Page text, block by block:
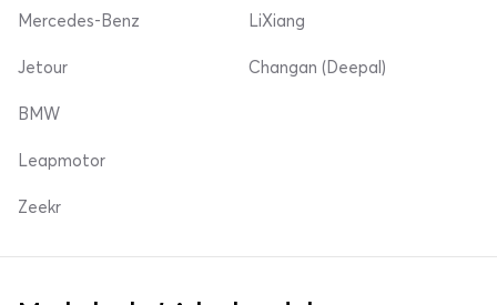
Mercedes-Benz
Jetour
LiXiang
Changan (Deepal)
BMW
Leapmotor
Zeekr